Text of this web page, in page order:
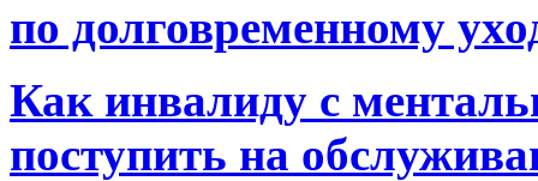
по долговременному
Как инвалиду с
поступить на